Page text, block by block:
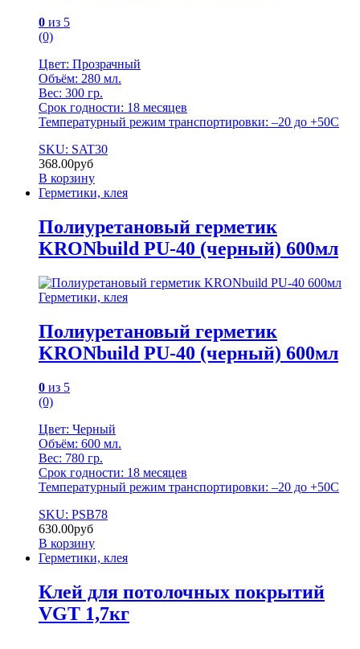
0 из 5
(0)
Цвет: Прозрачный
Объём: 280 мл.
Вес: 300 гр.
Срок годности: 18 месяцев
Температурный режим транспортировки: –20 до +50С
SKU: SAT30
368.00руб
В корзину
Герметики, клея
Полиуретановый герметик
KRONbuild PU-40 (черный) 600мл
Герметики, клея
Полиуретановый герметик
KRONbuild PU-40 (черный) 600мл
0 из 5
(0)
Цвет: Черный
Объём: 600 мл.
Вес: 780 гр.
Срок годности: 18 месяцев
Температурный режим транспортировки: –20 до +50С
SKU: PSB78
630.00руб
В корзину
Герметики, клея
Клей для потолочных покрытий
VGT 1,7кг